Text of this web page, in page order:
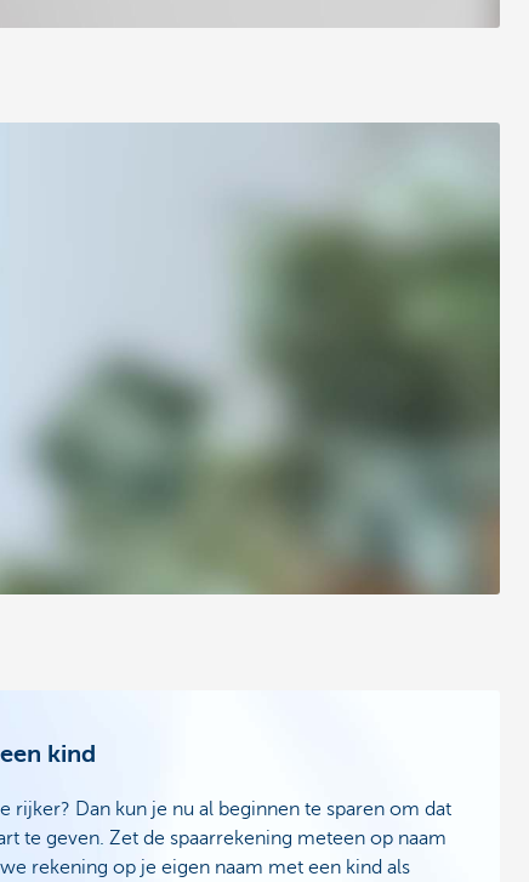
kind
rijker? Dan kun je nu al beginnen te sparen om dat
te geven. Zet de spaarrekening meteen op naam
rekening op je eigen naam met een kind als